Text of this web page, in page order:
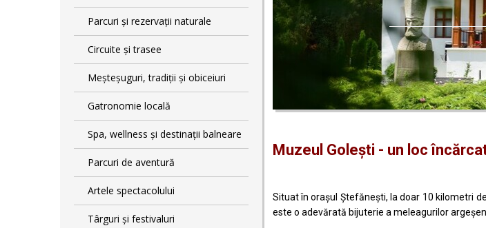
Parcuri și rezervații naturale
Circuite și trasee
Meșteșuguri, tradiții și obiceiuri
Gatronomie locală
Spa, wellness și destinații balneare
Parcuri de aventură
Artele spectacolului
Târguri și festivaluri
Muzeul Golești - un loc
Situat în orașul Ștefănești, la doar 10 kilometri
este o adevărată bijuterie a meleagurilor